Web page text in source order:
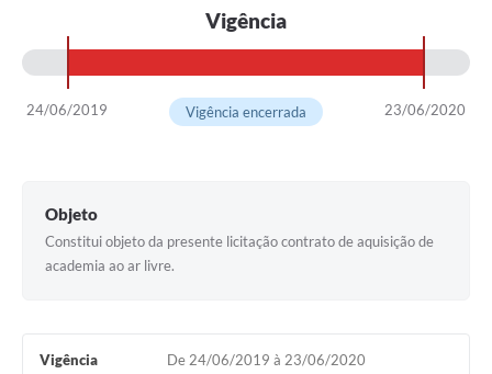
Notícias
Contato
Vigência
24/06/2019 23/06/2020
Vigência encerrada
Objeto
Constitui objeto da presente licitação contrato de aquisição de
academia ao ar livre.
Vigência De 24/06/2019 à 23/06/2020